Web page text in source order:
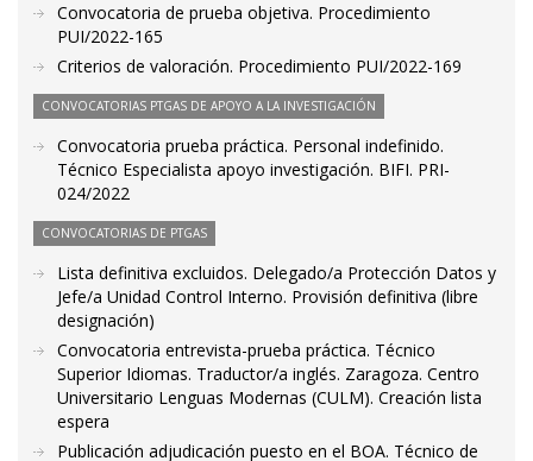
Convocatoria de prueba objetiva. Procedimiento
PUI/2022-165
Criterios de valoración. Procedimiento PUI/2022-169
CONVOCATORIAS PTGAS DE APOYO A LA INVESTIGACIÓN
Convocatoria prueba práctica. Personal indefinido.
Técnico Especialista apoyo investigación. BIFI. PRI-
024/2022
CONVOCATORIAS DE PTGAS
Lista definitiva excluidos. Delegado/a Protección Datos y
Jefe/a Unidad Control Interno. Provisión definitiva (libre
designación)
Convocatoria entrevista-prueba práctica. Técnico
Superior Idiomas. Traductor/a inglés. Zaragoza. Centro
Universitario Lenguas Modernas (CULM). Creación lista
espera
Publicación adjudicación puesto en el BOA. Técnico de